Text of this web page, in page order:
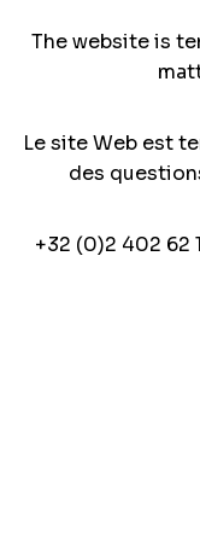
The website is
Le site Web est
des
+32 (0)2 402 62